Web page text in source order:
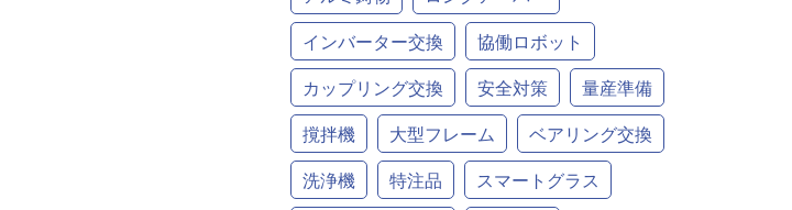
インバーター交換
協働ロボット
カップリング交換
安全対策
量産準備
撹拌機
大型フレーム
ベアリング交換
洗浄機
特注品
スマートグラス